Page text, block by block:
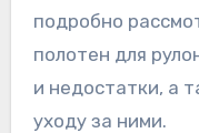
подробно
полотен для
и недостатки, а
уходу за ними.